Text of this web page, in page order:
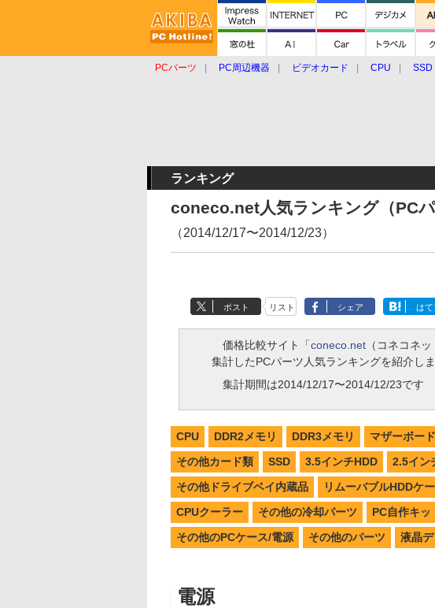
PCパーツ PC周辺機器 ビデオカード CPU SSD
ランキング
coneco.net人気ランキング（PCパ
（2014/12/17〜2014/12/23）
ポスト リスト シェア はて
価格比較サイト「coneco.net（コネコネッ
集計したPCパーツ人気ランキングを紹介しま
集計期間は2014/12/17〜2014/12/23です
CPU DDR2メモリ DDR3メモリ マザーボード
その他カード類
SSD 3.5インチHDD 2.5イン
その他ドライブベイ内蔵品
リムーバブルHDDケ
CPUクーラー
その他の冷却パーツ PC自作キッ
その他のPCケース/電源
その他のパーツ 液晶
電源